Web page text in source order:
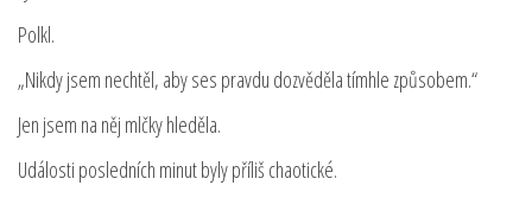
Polkl.
„Nikdy jsem nechtěl, aby ses pravdu dozvěděla tímhle způsobem.“
Jen jsem na něj mlčky hleděla.
Události posledních minut byly příliš chaotické.